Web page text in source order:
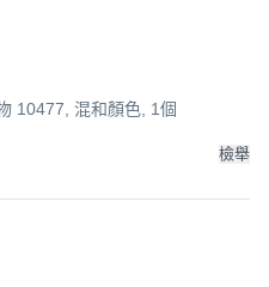
10477, 混和顏色, 1個
檢舉